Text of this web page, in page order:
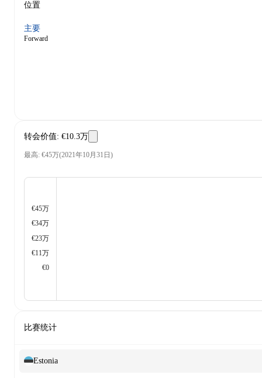
位置
主要
Forward
转会价值: €10.3万
最高: €45万(2021年10月31日 )
€45万
€34万
€23万
€11万
€0
比赛统计
Estonia